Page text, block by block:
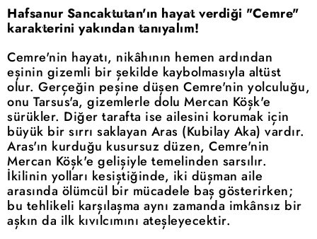
Hafsanur Sancaktutan'ın hayat verdiği "Cemre"
karakterini yakından tanıyalım!
Cemre'nin hayatı, nikâhının hemen ardından
eşinin gizemli bir şekilde kaybolmasıyla altüst
olur. Gerçeğin peşine düşen Cemre'nin yolculuğu,
onu Tarsus'a, gizemlerle dolu Mercan Köşk'e
sürükler. Diğer tarafta ise ailesini korumak için
büyük bir sırrı saklayan Aras (Kubilay Aka) vardır.
Aras'ın kurduğu kusursuz düzen, Cemre'nin
Mercan Köşk'e gelişiyle temelinden sarsılır.
İkilinin yolları kesiştiğinde, iki düşman aile
arasında ölümcül bir mücadele baş gösterirken;
bu tehlikeli karşılaşma aynı zamanda imkânsız bir
aşkın da ilk kıvılcımını ateşleyecektir.